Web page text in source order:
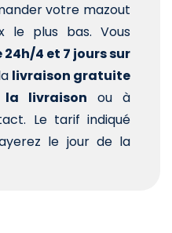
votre mazout
le plus bas. Vous
4 et 7 jours sur
livraison gratuite
livraison ou à
Le tarif indiqué
le jour de la